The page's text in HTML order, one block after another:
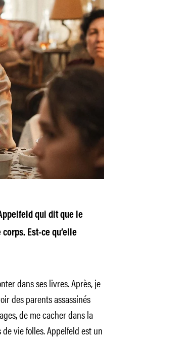
qui dit que le
Est-ce qu’elle
dans ses livres. Après, je
des parents assassinés
de me cacher dans la
vie folles. Appelfeld est un